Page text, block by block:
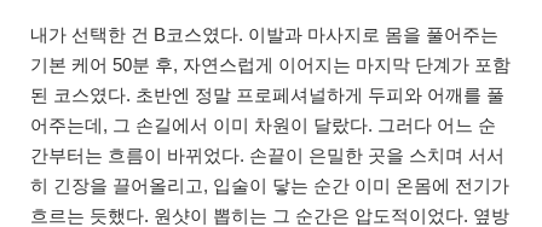
내가 선택한 건 B코스였다. 이발과 마사지로 몸을 풀어주는
기본 케어 50분 후, 자연스럽게 이어지는 마지막 단계가 포함
된 코스였다. 초반엔 정말 프로페셔널하게 두피와 어깨를 풀
어주는데, 그 손길에서 이미 차원이 달랐다. 그러다 어느 순
간부터는 흐름이 바뀌었다. 손끝이 은밀한 곳을 스치며 서서
히 긴장을 끌어올리고, 입술이 닿는 순간 이미 온몸에 전기가
흐르는 듯했다. 원샷이 뽑히는 그 순간은 압도적이었다. 옆방